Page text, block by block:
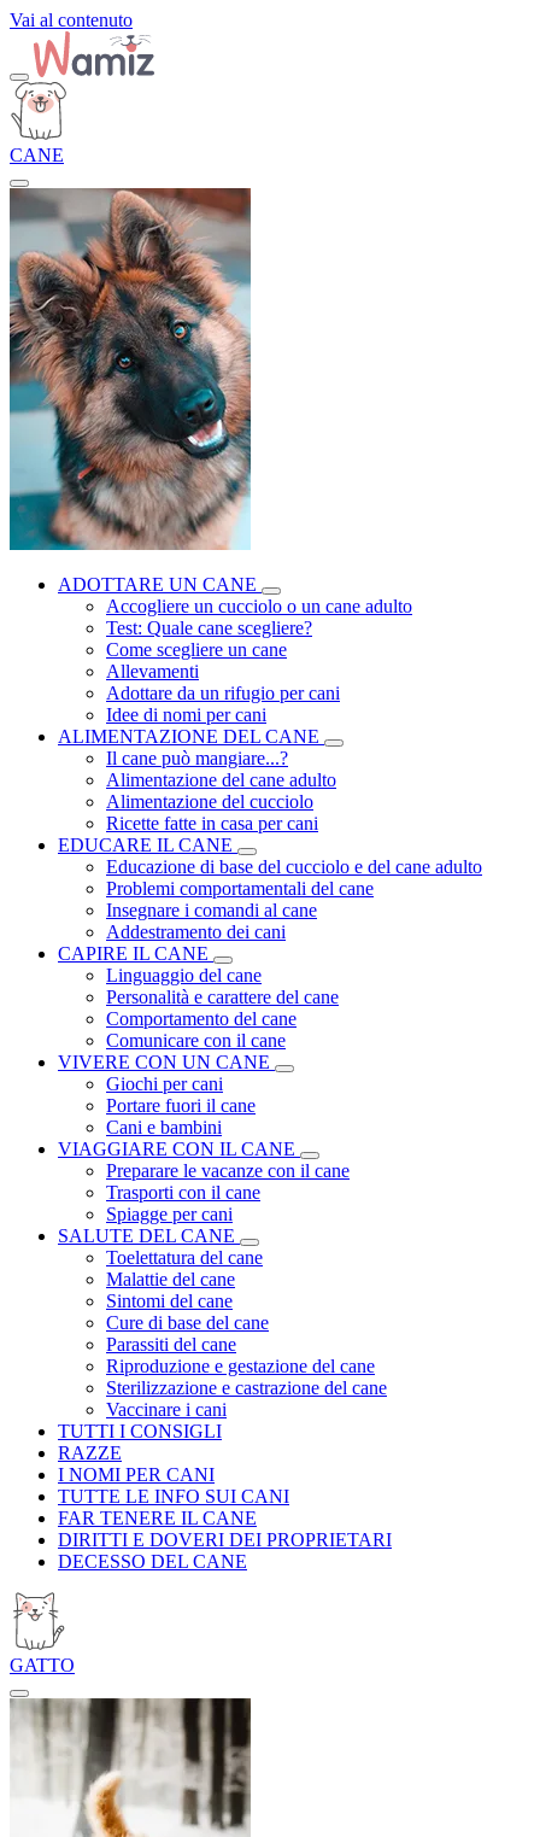
Vai al contenuto
CANE
ADOTTARE UN CANE
Accogliere un cucciolo o un cane adulto
Test: Quale cane scegliere?
Come scegliere un cane
Allevamenti
Adottare da un rifugio per cani
Idee di nomi per cani
ALIMENTAZIONE DEL CANE
Il cane può mangiare...?
Alimentazione del cane adulto
Alimentazione del cucciolo
Ricette fatte in casa per cani
EDUCARE IL CANE
Educazione di base del cucciolo e del cane adulto
Problemi comportamentali del cane
Insegnare i comandi al cane
Addestramento dei cani
CAPIRE IL CANE
Linguaggio del cane
Personalità e carattere del cane
Comportamento del cane
Comunicare con il cane
VIVERE CON UN CANE
Giochi per cani
Portare fuori il cane
Cani e bambini
VIAGGIARE CON IL CANE
Preparare le vacanze con il cane
Trasporti con il cane
Spiagge per cani
SALUTE DEL CANE
Toelettatura del cane
Malattie del cane
Sintomi del cane
Cure di base del cane
Parassiti del cane
Riproduzione e gestazione del cane
Sterilizzazione e castrazione del cane
Vaccinare i cani
TUTTI I CONSIGLI
RAZZE
I NOMI PER CANI
TUTTE LE INFO SUI CANI
FAR TENERE IL CANE
DIRITTI E DOVERI DEI PROPRIETARI
DECESSO DEL CANE
GATTO